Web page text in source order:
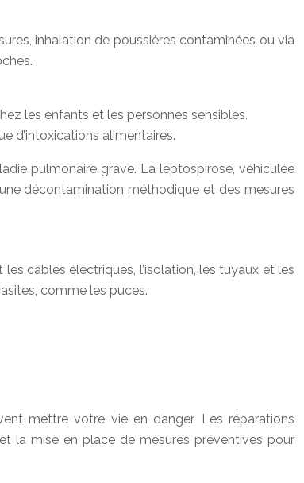
inhalation de poussières contaminées ou via
les enfants et les personnes sensibles.
d’intoxications alimentaires.
pulmonaire grave. La leptospirose, véhiculée
décontamination méthodique et des mesures
câbles électriques, l’isolation, les tuyaux et les
comme les puces.
mettre votre vie en danger. Les réparations
la mise en place de mesures préventives pour